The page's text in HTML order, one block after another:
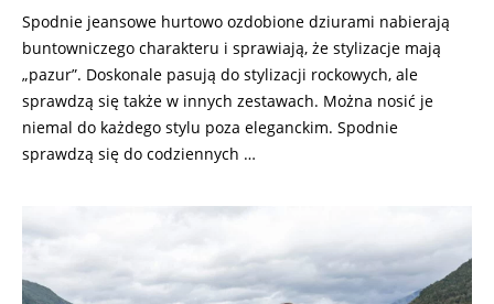
Spodnie jeansowe hurtowo ozdobione dziurami nabierają
buntowniczego charakteru i sprawiają, że stylizacje mają
„pazur”. Doskonale pasują do stylizacji rockowych, ale
sprawdzą się także w innych zestawach. Można nosić je
niemal do każdego stylu poza eleganckim. Spodnie
sprawdzą się do codziennych …